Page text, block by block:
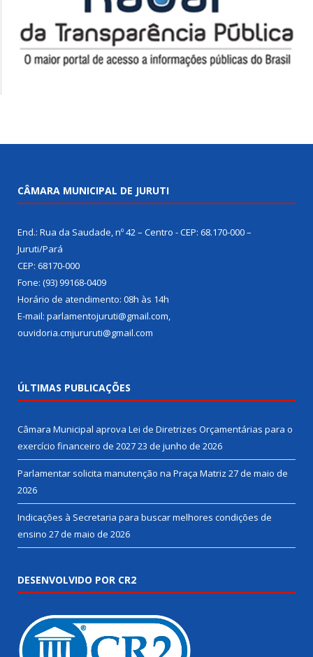
CÂMARA MUNICIPAL DE JURUTI
End.: Rua da Saudade, nº 42 – Centro - CEP: 68.170-000 –
Juruti/Pará
CEP: 68170-000
Fone: (93) 99168-0409
Horário de atendimento: 08h às 14h
E-mail: parlamentojuruti@gmail.com,
ouvidoria.cmjururuti@gmail.com
ÚLTIMAS PUBLICAÇÕES
Câmara Municipal aprova Lei de Diretrizes Orçamentárias para o
exercício financeiro de 202723 de junho de 2026
Parlamentar solicita manutenção na Praça Matriz 27 de maio de
2026
Indicações à Secretaria para buscar melhores condições de
ensino 27 de maio de 2026
DESENVOLVIDO POR CR2